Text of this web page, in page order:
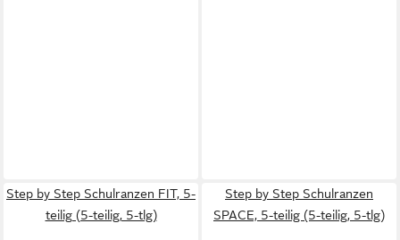
Step by Step Schulranzen FIT, 5-
teilig (5-teilig, 5-tlg)
Step by Step Schulranzen
SPACE, 5-teilig (5-teilig, 5-tlg)